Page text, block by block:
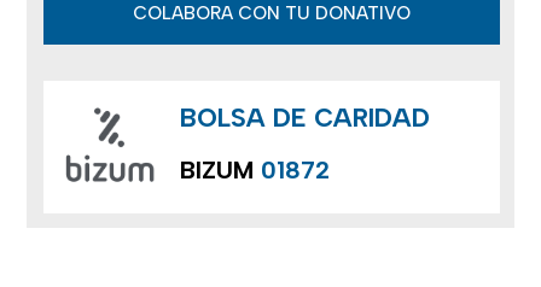
COLABORA CON TU DONATIVO
BOLSA DE CARIDAD
BIZUM 01872